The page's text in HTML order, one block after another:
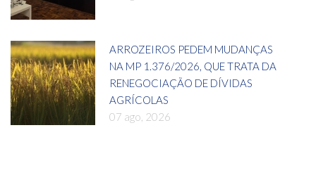
ARROZEIROS PEDEM MUDANÇAS
NA MP 1.376/2026, QUE TRATA DA
RENEGOCIAÇÃO DE DÍVIDAS
AGRÍCOLAS
07 ago, 2026